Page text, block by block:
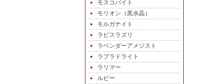
モスコバイト
モリオン（黒水晶）
モルガナイト
ラピスラズリ
ラベンダーアメジスト
ラブラドライト
ラリマー
ルビー